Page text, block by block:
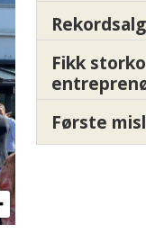
Fikk
Første